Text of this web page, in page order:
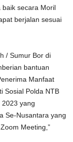
baik secara Moril
berjalan sesuai
/ Sumur Bor di
bantuan
Manfaat
Sosial Polda NTB
yang
Se-Nusantara yang
Meeting,”